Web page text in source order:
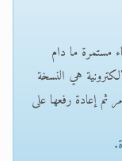
مستمرة ما دام
هي النسخة
ثم إعادة رفعها على